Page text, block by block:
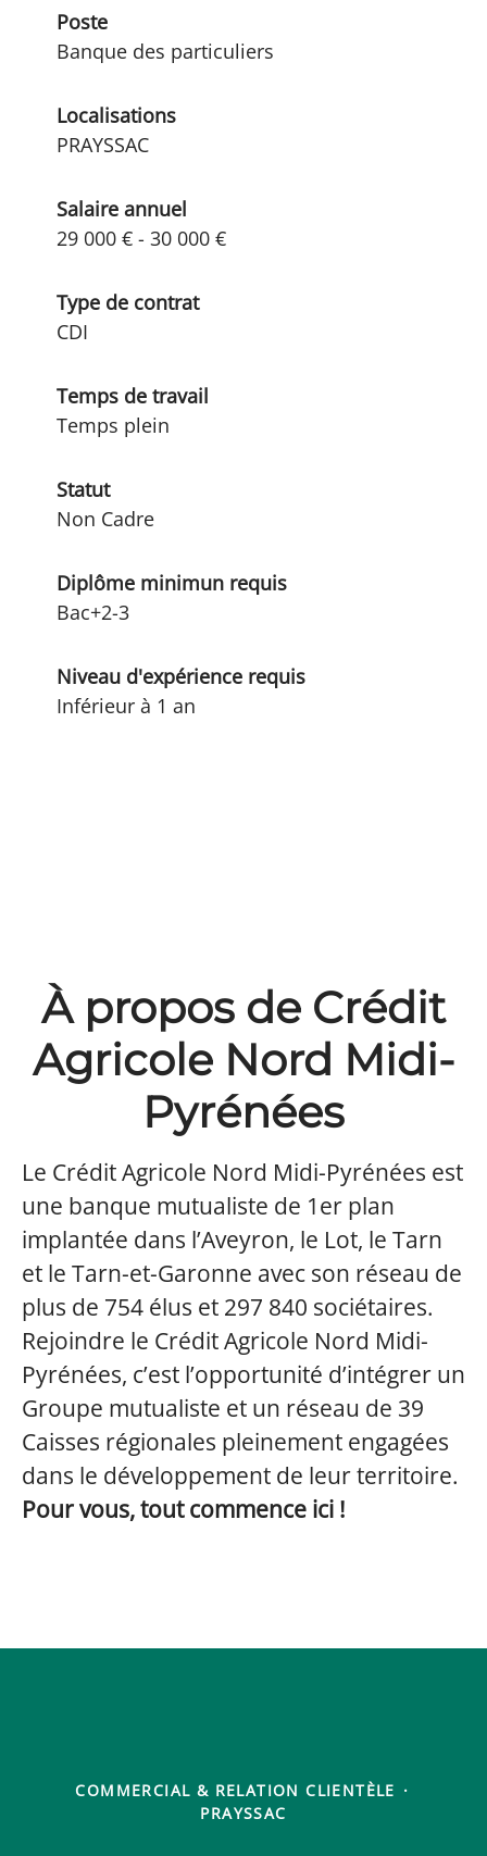
Poste
Banque des particuliers
Localisations
PRAYSSAC
Salaire annuel
29 000 € - 30 000 €
Type de contrat
CDI
Temps de travail
Temps plein
Statut
Non Cadre
Diplôme minimun requis
Bac+2-3
Niveau d'expérience requis
Inférieur à 1 an
À propos de Crédit
Agricole Nord Midi-
Pyrénées
Le Crédit Agricole Nord Midi-Pyrénées est
une banque mutualiste de 1er plan
implantée dans l’Aveyron, le Lot, le Tarn
et le Tarn-et-Garonne avec son réseau de
plus de 754 élus et 297 840 sociétaires.
Rejoindre le Crédit Agricole Nord Midi-
Pyrénées, c’est l’opportunité d’intégrer un
Groupe mutualiste et un réseau de 39
Caisses régionales pleinement engagées
dans le développement de leur territoire.
Pour vous, tout commence ici !
COMMERCIAL & RELATION CLIENTÈLE ·
PRAYSSAC